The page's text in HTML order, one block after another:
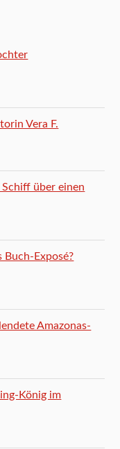
Vera F.
über einen
Buch-Exposé?
Amazonas-
König im